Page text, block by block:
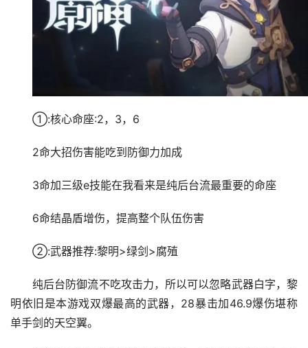
①:核心命座:2，3，6
2命大招伤害能吃到防御力加成
3命加三级e技能在我看来是纯后台流最重要的命座
6命结晶盾增伤，提高整个队伍伤害
②:武器推荐:黎明>绿剑>腐殖
纯后台防御流不吃攻击力，所以可以忽略武器白字，黎
明依旧是本游戏双爆最高的武器，28暴击加46.9爆伤堪称
单手剑的天空翼。